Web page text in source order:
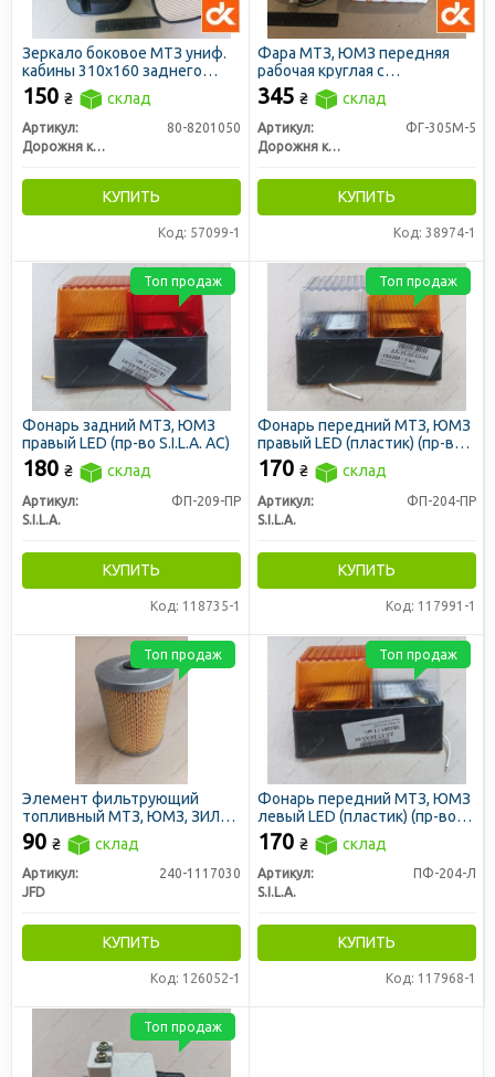
Зеркало боковое МТЗ униф.
кабины 310х160 заднего
вида (ДК)
150 ₴ склад
Артикул:
80-8201050
Дорожня карта
КУПИТЬ
Код: 57099-1
Фара МТЗ, ЮМЗ передняя
рабочая круглая с
галогеновой лампой H4 в
метал. корпусе
(отражатель127мм) (ДК)
345 ₴ склад
Артикул:
ФГ-305М-5
Дорожня карта
КУПИТЬ
Код: 38974-1
Фонарь задний МТЗ, ЮМЗ
правый LED (пр-во S.I.L.A. AC)
180 ₴ склад
Артикул:
ФП-209-ПР
S.I.L.A.
КУПИТЬ
Код: 118735-1
Топ продаж
Фонарь передний МТЗ, ЮМЗ
правый LED (пластик) (пр-во
S.I.L.A. AC)
170 ₴ склад
Артикул:
ФП-204-ПР
S.I.L.A.
КУПИТЬ
Код: 117991-1
Топ продаж
Элемент фильтрующий
топливный МТЗ, ЮМЗ, ЗИЛ
5301 Т-40 тонкой очистки с
уплотн. кольцом (JFD)
90 ₴ склад
Артикул:
240-1117030
JFD
КУПИТЬ
Код: 126052-1
Топ продаж
Фонарь передний МТЗ, ЮМЗ
левый LED (пластик) (пр-во
S.I.L.A. AC)
170 ₴ склад
Артикул:
ПФ-204-Л
S.I.L.A.
КУПИТЬ
Код: 117968-1
Топ продаж
Топ продаж